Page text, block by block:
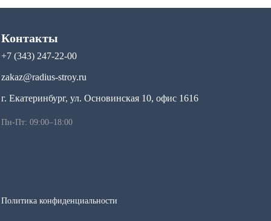
Контакты
+7 (343) 247-22-00
zakaz@radius-stroy.ru
г. Екатеринбург, ул. Основинская 10, офис 1616
Пн-Пт: 09:00–18:00
Политика конфиденциальности